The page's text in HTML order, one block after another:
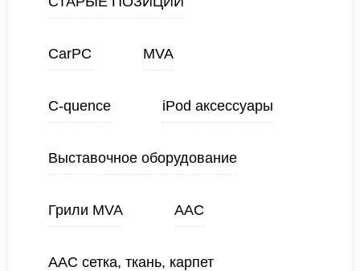
CarPC MVA
C-quence iPod аксессуары
Выставочное оборудование
Грили MVA ААС
ААС сетка, ткань, карпет